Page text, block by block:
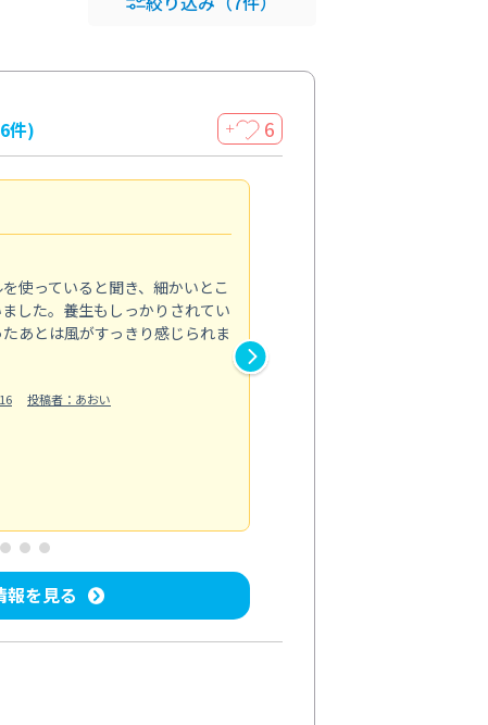
件) ＋ 6
使っていると聞き、細かいとこ
した。養生もしっかりされてい
あとは風がすっきり感じられま
投稿者：あおい
報を見る